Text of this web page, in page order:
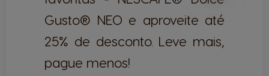
Gusto® NEO e aproveite até
25% de desconto. Leve mais,
pague menos!